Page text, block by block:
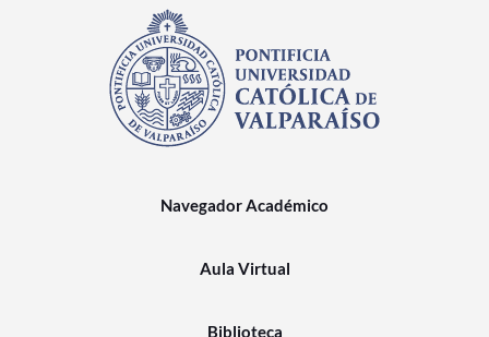
Navegador Académico
Aula Virtual
Biblioteca